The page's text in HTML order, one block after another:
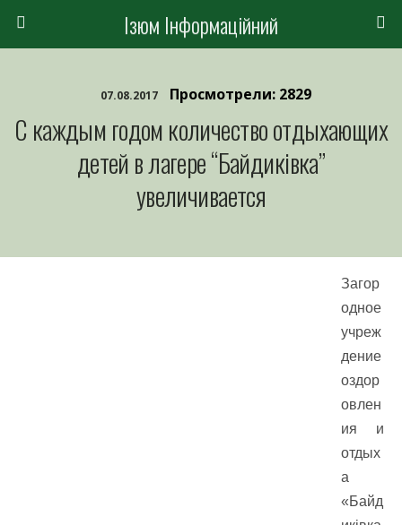
Ізюм Інформаційний
07.08.2017 Просмотрели: 2829
С каждым годом количество отдыхающих
детей в лагере “Байдиківка”
увеличивается
Загор
одное
учреж
дение
оздор
овлен
ия и
отдых
а
«Байд